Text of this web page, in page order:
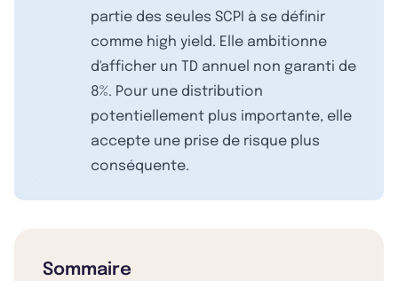
partie des seules SCPI à se définir
comme high yield. Elle ambitionne
d'afficher un TD annuel non garanti de
8%. Pour une distribution
potentiellement plus importante, elle
accepte une prise de risque plus
conséquente.
Sommaire